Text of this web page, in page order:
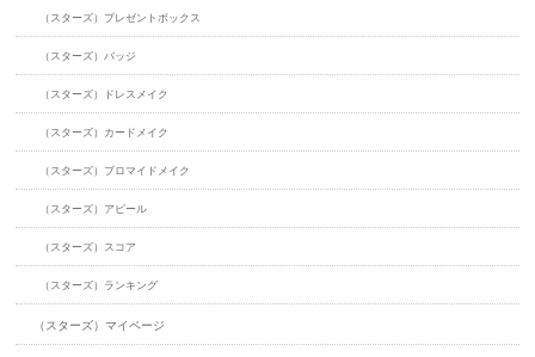
（スターズ）プレゼントボックス
（スターズ）バッジ
（スターズ）ドレスメイク
（スターズ）カードメイク
（スターズ）ブロマイドメイク
（スターズ）アピール
（スターズ）スコア
（スターズ）ランキング
（スターズ）マイページ